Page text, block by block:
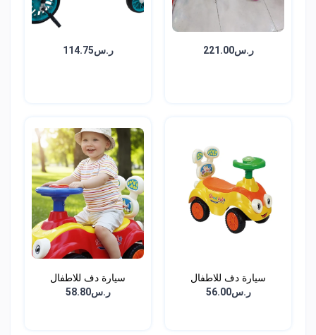
ر.س221.00 ر.س114.75
سيارة دف للاطفال
ر.س56.00
سيارة دف للاطفال
ر.س58.80